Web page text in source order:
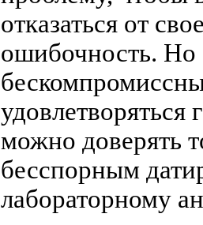
отказаться от
ошибочность. Но
удовлетворяться
можно доверять
бесспорным
лабораторному